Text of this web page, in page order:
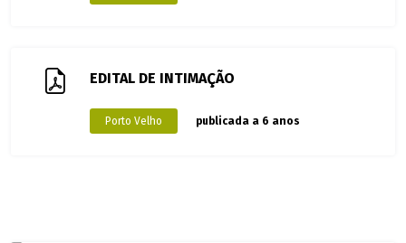
EDITAL DE INTIMAÇÃO
Porto Velho publicada a 6 anos